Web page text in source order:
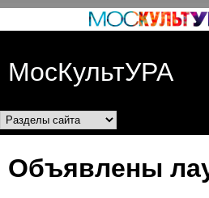
Перейти к
МосКультУРА
Разделы сайта
Объявлены